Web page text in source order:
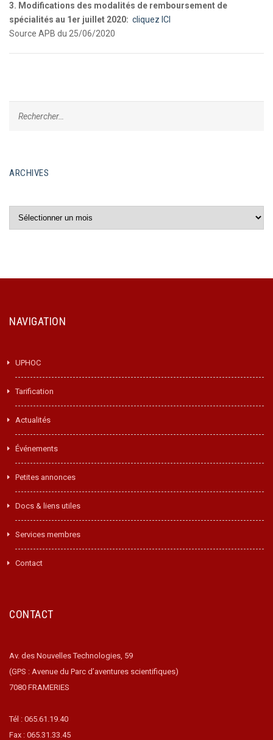
3. Modifications des modalités de remboursement de
spécialités au 1er juillet 2020: cliquez ICI
Source APB du 25/06/2020
ARCHIVES
NAVIGATION
UPHOC
Tarification
Actualités
Événements
Petites annonces
Docs & liens utiles
Services membres
Contact
CONTACT
Av. des Nouvelles Technologies, 59
(GPS : Avenue du Parc d’aventures scientifiques)
7080 FRAMERIES
Tél : 065.61.19.40
Fax : 065.31.33.45